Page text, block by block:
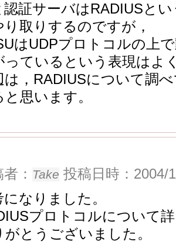
認証サーバはRADIUSと
り取りするのですが，
はUDPプロトコルの上
っているという表現はよ
は，RADIUSについて調
思います。
： Take 投稿日時：2004/
になりました。
プロトコルについて
がとうございました。